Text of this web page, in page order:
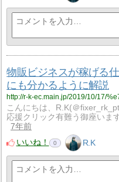
物販ビジネスが稼げる
にも分かるように解説
こんにちは、R.K(＠
応援クリック有難う御座いま
7年前
いいね！
0 R.K